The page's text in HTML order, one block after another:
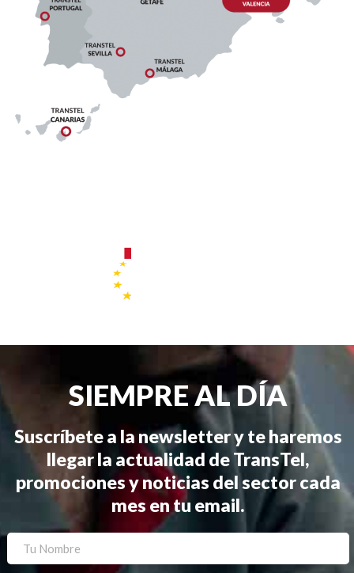
SIEMPRE AL DÍA
Suscríbete a la newsletter y te haremos
llegar la actualidad de TransTel,
promociones y noticias del sector cada
mes en tu email.